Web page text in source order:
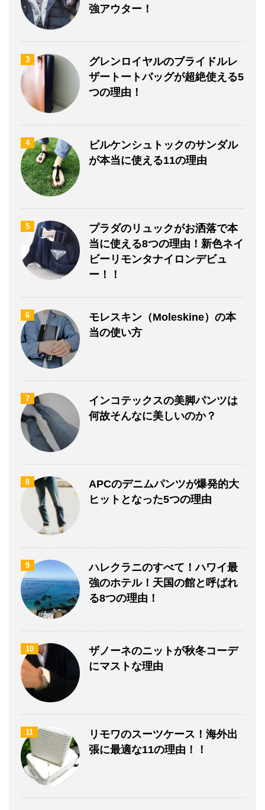
強アウター！
3
グレンロイヤルのブライドルレ
ザートートバッグが超絶使える5
つの理由！
4
ビルケンシュトックのサンダル
が本当に使える11の理由
5
プラダのリュックがお洒落で本
当に使える8つの理由！新色ネイ
ビーリモンタナイロンデビュ
ー！！
6
モレスキン（Moleskine）の本
当の使い方
7
インコテックスの美脚パンツは
何故そんなに美しいのか？
8
APCのデニムパンツが爆発的大
ヒットとなった5つの理由
9
ハレクラニのすべて！ハワイ最
強のホテル！天国の館と呼ばれ
る8つの理由！
10
ザノーネのニットが秋冬コーデ
にマストな理由
11
リモワのスーツケース！海外出
張に最適な11の理由！！